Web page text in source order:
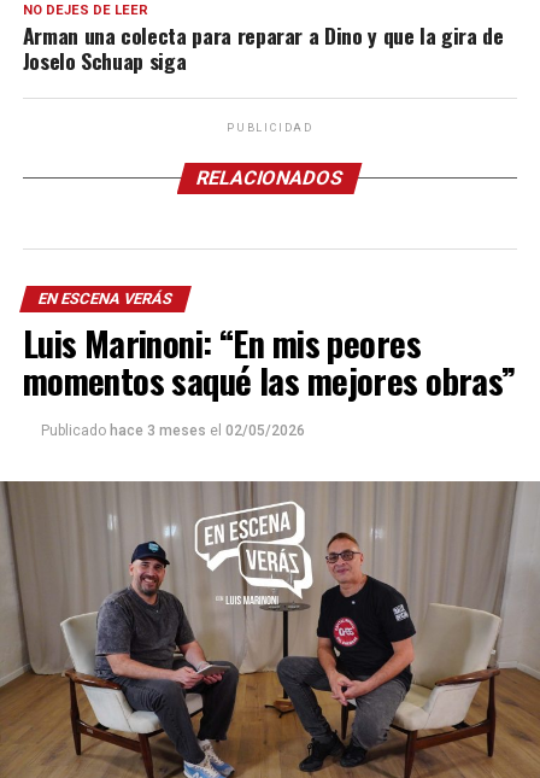
NO DEJES DE LEER
Arman una colecta para reparar a Dino y que la gira de
Joselo Schuap siga
PUBLICIDAD
RELACIONADOS
EN ESCENA VERÁS
Luis Marinoni: “En mis peores
momentos saqué las mejores obras”
Publicado hace 3 meses el 02/05/2026